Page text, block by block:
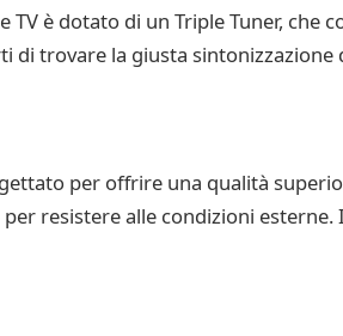
TV è dotato di un Triple Tuner,
di trovare la giusta sintonizzazione
per offrire una qualità
resistere alle condizioni